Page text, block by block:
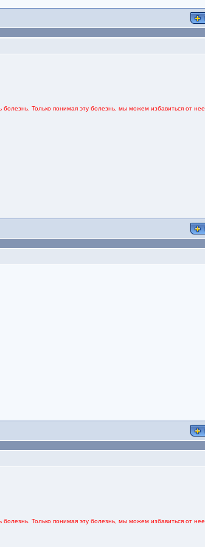
Только понимая эту болезнь, мы можем избавиться от нее.
Только понимая эту болезнь, мы можем избавиться от нее.